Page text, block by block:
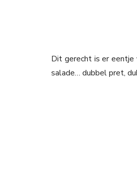
Dit gerecht is er eentje
salade… dubbel pret,